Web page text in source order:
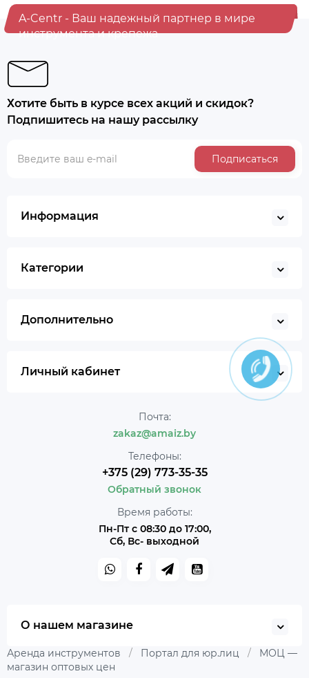
A-Centr - Ваш надежный партнер в мире
инструмента и крепежа
Хотите быть в курсе всех акций и скидок?
Подпишитесь на нашу рассылку
Подписаться
Информация
Категории
Дополнительно
Личный кабинет
Почта:
zakaz@amaiz.by
Телефоны:
+375 (29) 773-35-35
Обратный звонок
Время работы:
Пн-Пт с 08:30 до 17:00,
Сб, Вс- выходной
О нашем магазине
Аренда инструментов / Портал для юр.лиц /
МОЦ —
магазин оптовых цен